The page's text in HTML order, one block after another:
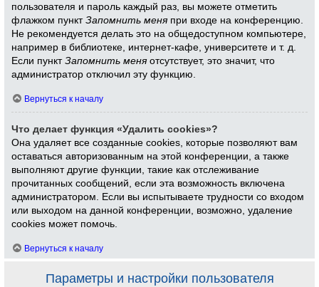
пользователя и пароль каждый раз, вы можете отметить
флажком пунктЗапомнить меня при входе на конференцию.
Не рекомендуется делать это на общедоступном компьютере,
например в библиотеке, интернет-кафе, университете и т. д.
Если пунктЗапомнить меня отсутствует, это значит, что
администратор отключил эту функцию.
Вернуться к началу
Что делает функция «Удалить cookies»?
Она удаляет все созданные cookies, которые позволяют вам
оставаться авторизованным на этой конференции, а также
выполняют другие функции, такие как отслеживание
прочитанных сообщений, если эта возможность включена
администратором. Если вы испытываете трудности со входом
или выходом на данной конференции, возможно, удаление
cookies может помочь.
Вернуться к началу
Параметры и настройки пользователя